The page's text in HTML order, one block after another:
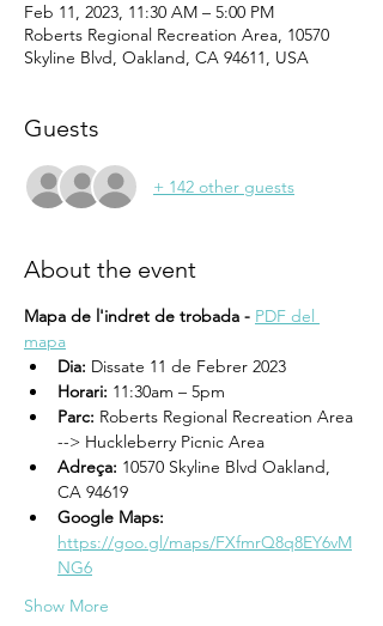
Feb 11, 2023, 11:30 AM – 5:00 PM
Roberts Regional Recreation Area, 10570
Skyline Blvd, Oakland, CA 94611, USA
Guests
+ 142 other guests
About the event
Mapa de l'indret de trobada - PDF del
mapa
Dia: Dissate 11 de Febrer 2023
Horari: 11:30am – 5pm
Parc: Roberts Regional Recreation Area
--> Huckleberry Picnic Area
Adreça: 10570 Skyline Blvd Oakland,
CA 94619
Google Maps:
https://goo.gl/maps/FXfmrQ8q8EY6vM
NG6
Show More